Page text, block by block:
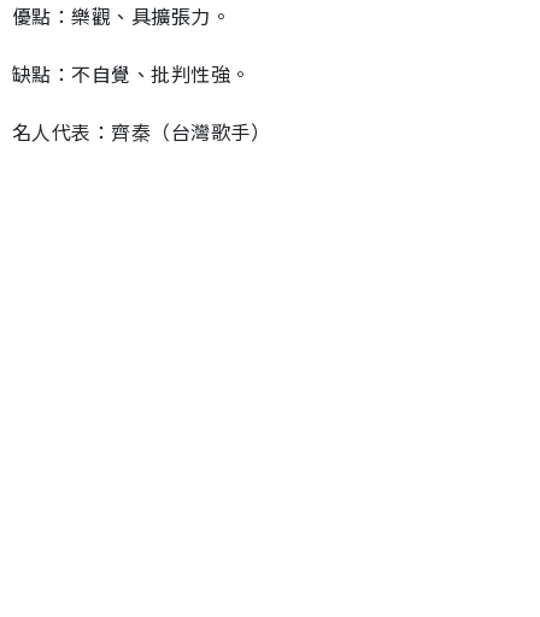
優點：樂觀、具擴張力。
缺點：不自覺、批判性強。
名人代表：齊秦（台灣歌手）